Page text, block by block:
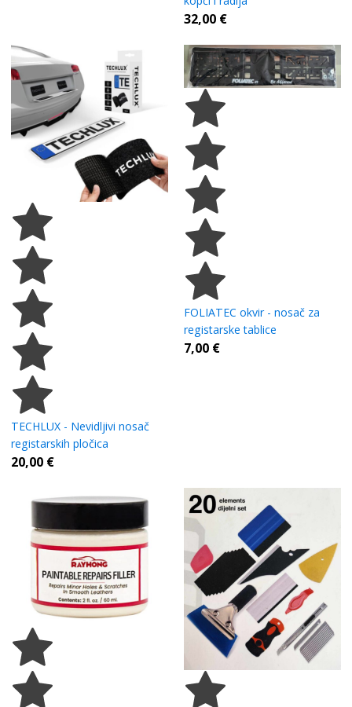
32,00 €
TECHLUX - Nevidljivi nosač
registarskih pločica
20,00 €
FOLIATEC okvir - nosač za
registarske tablice
7,00 €